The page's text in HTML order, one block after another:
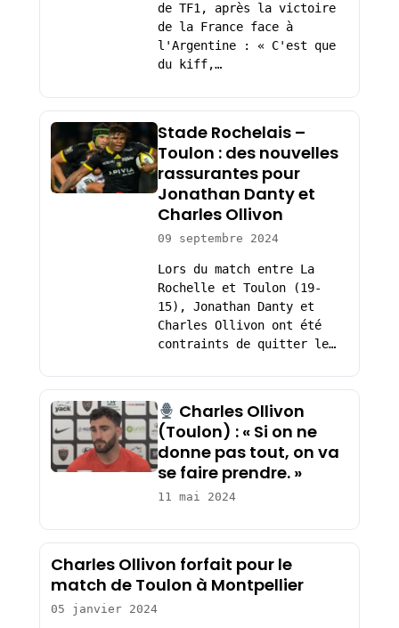
de TF1, après la victoire
de la France face à
l'Argentine : « C'est que
du kiff,…
Stade Rochelais –
Toulon : des nouvelles
rassurantes pour
Jonathan Danty et
Charles Ollivon
09 septembre 2024
Lors du match entre La
Rochelle et Toulon (19-
15), Jonathan Danty et
Charles Ollivon ont été
contraints de quitter le…
Charles Ollivon
(Toulon) : « Si on ne
donne pas tout, on va
se faire prendre. »
11 mai 2024
Charles Ollivon forfait pour le
match de Toulon à Montpellier
05 janvier 2024